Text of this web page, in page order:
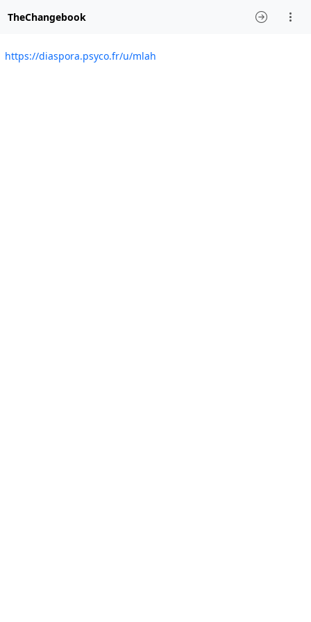
TheChangebook
https://diaspora.psyco.fr/u/mlah